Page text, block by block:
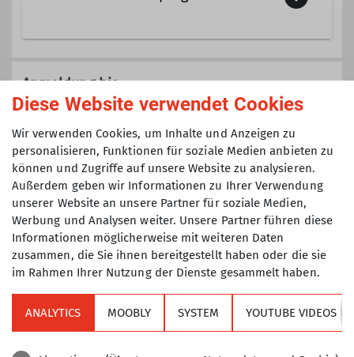
Ämter
Ausbilder Tourenführer
Wegereferent Wilder Kaiser
nicht einer speziellen Gruppe
(Senioren, Klettertreff, Mountainbike,
Anmeldung bis
Maximale Teilnehmeranzahl
3
Diese Website verwendet Cookies
Wir verwenden Cookies, um Inhalte und Anzeigen zu
personalisieren, Funktionen für soziale Medien anbieten zu
können und Zugriffe auf unsere Website zu analysieren.
Außerdem geben wir Informationen zu Ihrer Verwendung
unserer Website an unsere Partner für soziale Medien,
Werbung und Analysen weiter. Unsere Partner führen diese
Informationen möglicherweise mit weiteren Daten
zusammen, die Sie ihnen bereitgestellt haben oder die sie
im Rahmen Ihrer Nutzung der Dienste gesammelt haben.
ANALYTICS MOOBLY SYSTEM YOUTUBE VIDEOS